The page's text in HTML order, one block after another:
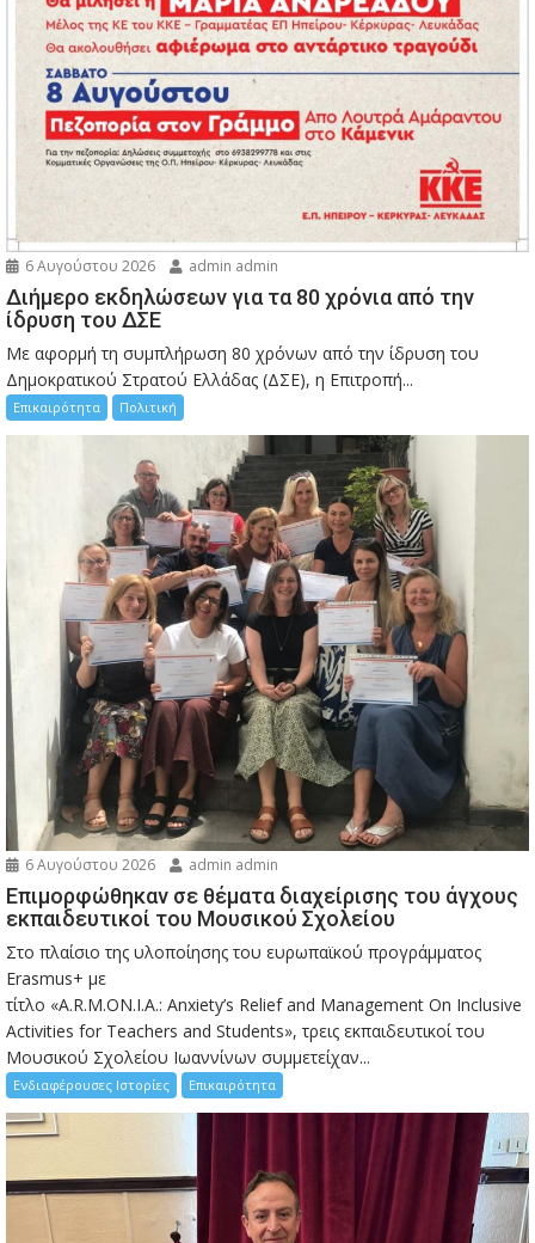
6 Αυγούστου 2026 admin admin
Διήμερο εκδηλώσεων για τα 80 χρόνια από την
ίδρυση του ΔΣΕ
Με αφορμή τη συμπλήρωση 80 χρόνων από την ίδρυση του
Δημοκρατικού Στρατού Ελλάδας (ΔΣΕ), η Επιτροπή...
Επικαιρότητα Πολιτική
6 Αυγούστου 2026 admin admin
Eπιμορφώθηκαν σε θέματα διαχείρισης του άγχους
εκπαιδευτικοί του Μουσικού Σχολείου
Στο πλαίσιο της υλοποίησης του ευρωπαϊκού προγράμματος
Erasmus+ με
τίτλο «A.R.M.ON.I.A.: Anxiety’s Relief and Management On Inclusive
Activities for Teachers and Students», τρεις εκπαιδευτικοί του
Μουσικού Σχολείου Ιωαννίνων συμμετείχαν...
Ενδιαφέρουσες Ιστορίες Επικαιρότητα